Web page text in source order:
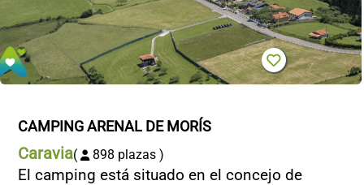
CAMPING ARENAL DE MORÍS
Caravia( 898 plazas )
El camping está situado en el concejo de